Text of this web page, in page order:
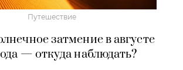
Путешествие
затмение в августе
— откуда наблюдать?